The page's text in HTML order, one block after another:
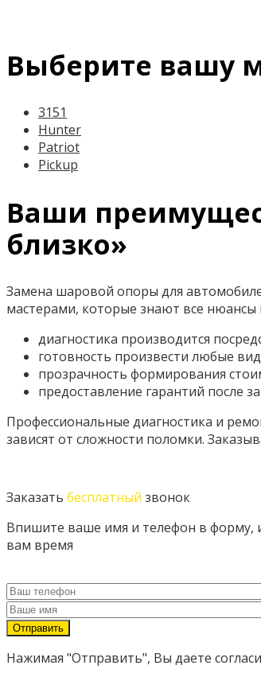
Выберите вашу
3151
Hunter
Patriot
Pickup
Ваши
близко»
Замена шаровой опоры для
мастерами, которые знают все нюансы
диагностика производится
готовность произвести любые
прозрачность формирования
предоставление гарантий после
Профессиональные диагностика и
зависят от сложности поломки.
Заказать бесплатный звонок
Впишите ваше имя и телефон в форму,
вам время
Нажимая "Отправить", Вы даете